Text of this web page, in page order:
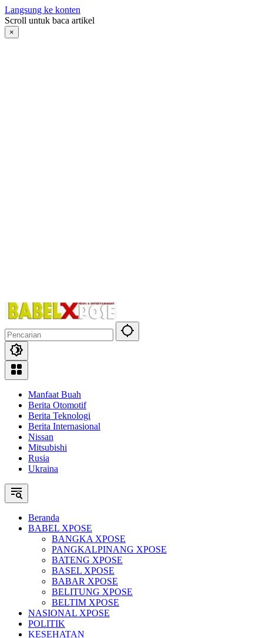
Langsung ke konten
Scroll untuk baca artikel
×
Manfaat Buah
Berita Otomotif
Berita Teknologi
Berita Internasional
Nissan
Mitsubishi
Rusia
Ukraina
Beranda
BABEL XPOSE
BANGKA XPOSE
PANGKALPINANG XPOSE
BATENG XPOSE
BASEL XPOSE
BABAR XPOSE
BELITUNG XPOSE
BELTIM XPOSE
NASIONAL XPOSE
POLITIK
KESEHATAN